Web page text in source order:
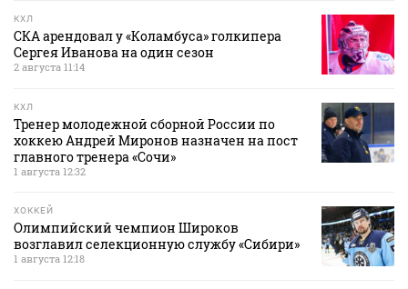
КХЛ
СКА арендовал у «Коламбуса» голкипера
Сергея Иванова на один сезон
2 августа 11:14
КХЛ
Тренер молодежной сборной России по
хоккею Андрей Миронов назначен на пост
главного тренера «Сочи»
1 августа 12:32
ХОККЕЙ
Олимпийский чемпион Широков
возглавил селекционную службу «Сибири»
1 августа 12:18